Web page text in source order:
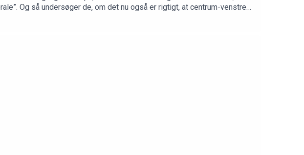
Og så undersøger de, om det nu også er rigtigt, at centrum-venstre
har problemer med at tiltrække stemmer fra unge kvinder?Værter:
på AltingetProducer: Camille Marie Guerry, podcastassistent